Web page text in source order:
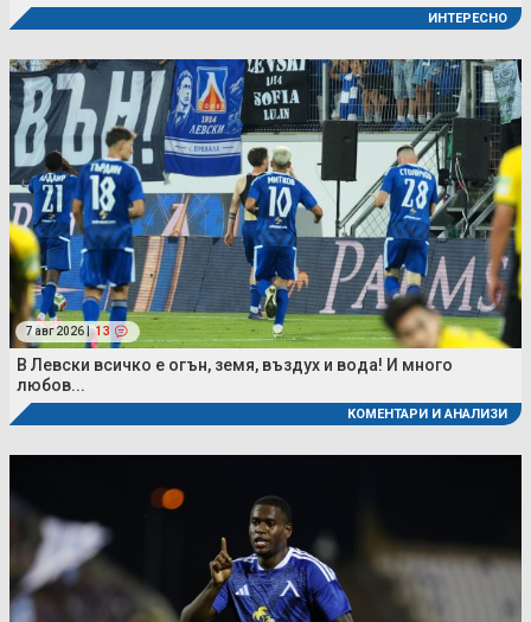
ИНТЕРЕСНО
7 авг 2026 | 13
В Левски всичко е огън, земя, въздух и вода! И много
любов...
КОМЕНТАРИ И АНАЛИЗИ